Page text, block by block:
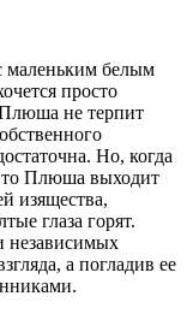
маленьким белым
просто
не терпит
Но, когда
то Плюша выходит
изящества,
глаза горят.
независимых
а погладив ее